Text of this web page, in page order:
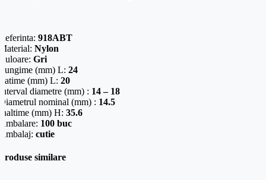
918ABT
Nylon
Gri
(mm) L: 24
(mm) L: 20
diametre (mm) : 14 – 18
nominal (mm) : 14.5
(mm) H: 35.6
100 buc
cutie
similare